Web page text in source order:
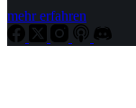
mehr erfahren